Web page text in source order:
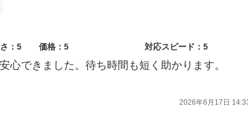
：5 価格：5 対応スピード：5
心できました。待ち時間も短く助かります。
2026年6月17日